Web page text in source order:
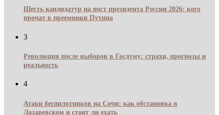
Шесть кандидатур на пост президента России 2026: кого
прочат в преемники Путина
3
Революция после выборов в Госдуму: страхи, прогнозы и
реальность
4
Атаки беспилотников на Сочи: как обстановка в
Лазаревском и стоит ли ехать